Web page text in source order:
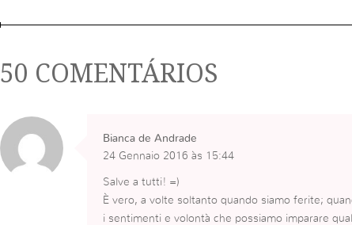
50 COMENTÁRIOS
Bianca de Andrade
24 Gennaio 2016 às 15:44
Salve a tutti! =)
È vero, a volte soltanto quando siamo ferite;
i sentimenti e volontà che possiamo imparare